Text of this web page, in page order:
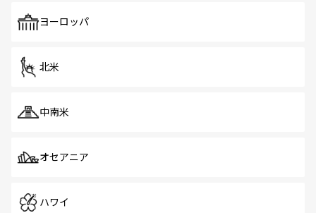
で、ホーカーズは地元の風情を楽しめる外せないスポット
ヨーロッパ
北米
中南米
オセアニア
ハワイ